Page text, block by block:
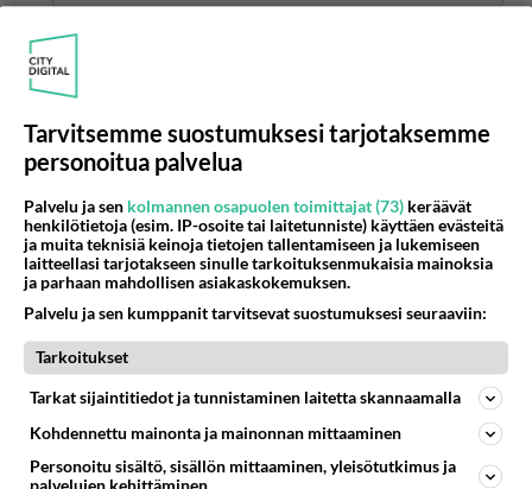
Kiva kun olet sellainen sitten.😔
Anonyymi
2024-02-28 19:26:02
Anonyymikirjoitti:
Minkä takia sitten oletkaan rikki niin olen itse käynyt
saman tunteen taannoin ja siitä selvisin, joten uskon
että sinäkin vielä selviät tuosta tunteesta ja myrskyn
jälkeen on aivan varmasti tyyntä. Aivan varmasti. Kyllä
Lue lisää
On aika rankkaa kaiken kanssa ja menetän kaikki
tärkeät läheltä. 😔
Äänestä Kommentoi
Anonyymi
Tarvitsemme suostumuksesi tarjotaksemme
personoitua palvelua
Palvelu ja sen kolmannen osapuolen toimittajat (73) keräävät
henkilötietoja (esim. IP-osoite tai laitetunniste) käyttäen evästeitä
ja muita teknisiä keinoja tietojen tallentamiseen ja lukemiseen
laitteellasi tarjotakseen sinulle tarkoituksenmukaisia mainoksia
ja parhaan mahdollisen asiakaskokemuksen.
Palvelu ja sen kumppanit tarvitsevat suostumuksesi seuraaviin:
Tarkoitukset
Tarkat sijaintitiedot ja tunnistaminen laitetta skannaamalla
Kohdennettu mainonta ja mainonnan mittaaminen
Personoitu sisältö, sisällön mittaaminen, yleisötutkimus ja